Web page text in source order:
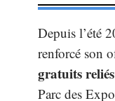
Depuis l’été
renforcé son
gratuits
Parc des